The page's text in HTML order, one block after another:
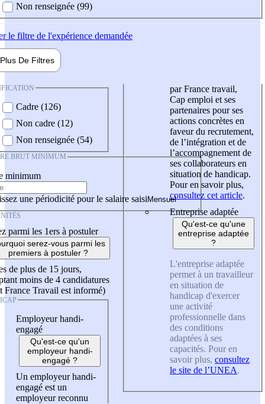
Non renseignée (99)
le filtre de l'expérience demandée
Plus De Filtres
Cadre (126)
Non cadre (12)
Non renseignée (54)
BRUT MINIMUM
minimum
une périodicité pour le salaire saisi
parmi les 1ers à postuler
serez-vous parmi les
premiers à postuler ?
de plus de 15 jours,
moins de 4 candidatures
France Travail est informé)
Employeur handi-
engagé
Qu'est-ce qu'un
employeur handi-
engagé ?
Un employeur handi-
engagé est un
employeur reconnu
par France travail,
Cap emploi et ses
partenaires pour ses
actions concrètes en
faveur du recrutement,
de l’intégration et de
l’accompagnement de
ses collaborateurs en
situation de handicap.
Pour en savoir plus,
consultez cet article.
Entreprise adaptée
Qu'est-ce qu'une
entreprise adaptée
?
L'entreprise adaptée
permet à un travailleur
en situation de
handicap d'exercer
une activité
professionnelle dans
des conditions
adaptées à ses
capacités. Pour en
savoir plus, consultez
le site de l’UNEA.